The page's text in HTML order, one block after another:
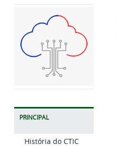
PRINCIPAL
História do CTIC